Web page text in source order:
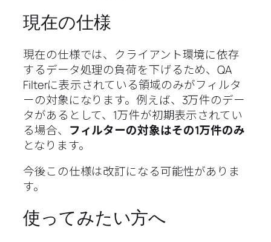
現在の仕様
現在の仕様では、クライアント環境に依存
するデータ処理の負荷を下げるため、QA
Filterに表示されている領域のみがフィルタ
ーの対象になります。例えば、3万件のデー
タがあるとして、1万件が初期表示されてい
る場合、 フィルターの対象はその1万件のみ
となります。
今後この仕様は改訂になる可能性がありま
す。
使ってみたい方へ